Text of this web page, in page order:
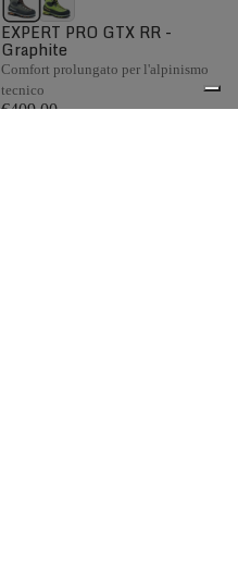
EXPERT PRO GTX RR -
Graphite
Comfort prolungato per l'alpinismo
tecnico
€409,00